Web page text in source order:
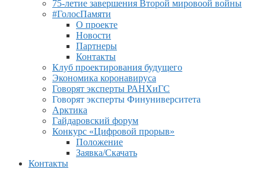
75-летие завершения Второй мировоой войны
#ГолосПамяти
О проекте
Новости
Партнеры
Контакты
Клуб проектирования будущего
Экономика коронавируса
Говорят эксперты РАНХиГС
Говорят эксперты Финуниверситета
Арктика
Гайдаровский форум
Конкурс «Цифровой прорыв»
Положение
Заявка/Скачать
Контакты